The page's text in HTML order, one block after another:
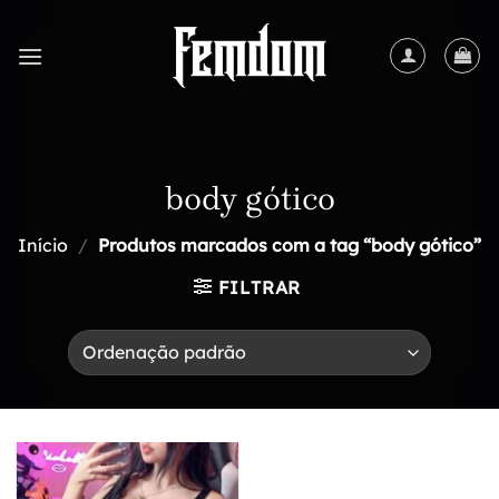
content
body gótico
Início / Produtos marcados com a tag “body gótico”
FILTRAR